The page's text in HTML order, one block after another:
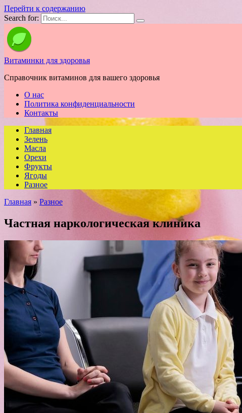
Перейти к содержанию
Search for:
Витаминки для здоровья
Справочник витаминов для вашего здоровья
О нас
Политика конфиденциальности
Контакты
Главная
Зелень
Масла
Орехи
Фрукты
Ягоды
Разное
Главная » Разное
Частная наркологическая клиника